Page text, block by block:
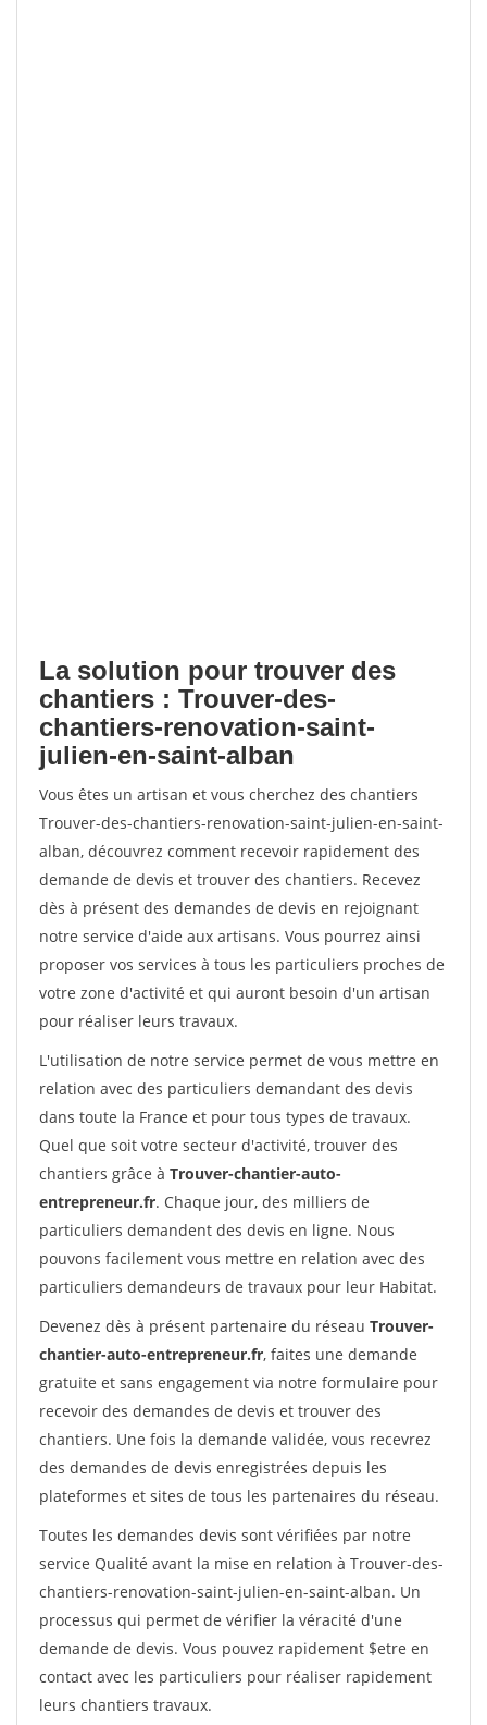
La solution pour trouver des
chantiers : Trouver-des-
chantiers-renovation-saint-
julien-en-saint-alban
Vous êtes un artisan et vous cherchez des chantiers
Trouver-des-chantiers-renovation-saint-julien-en-saint-
alban, découvrez comment recevoir rapidement des
demande de devis et trouver des chantiers. Recevez
dès à présent des demandes de devis en rejoignant
notre service d'aide aux artisans. Vous pourrez ainsi
proposer vos services à tous les particuliers proches de
votre zone d'activité et qui auront besoin d'un artisan
pour réaliser leurs travaux.
L'utilisation de notre service permet de vous mettre en
relation avec des particuliers demandant des devis
dans toute la France et pour tous types de travaux.
Quel que soit votre secteur d'activité, trouver des
chantiers grâce à Trouver-chantier-auto-
entrepreneur.fr. Chaque jour, des milliers de
particuliers demandent des devis en ligne. Nous
pouvons facilement vous mettre en relation avec des
particuliers demandeurs de travaux pour leur Habitat.
Devenez dès à présent partenaire du réseau Trouver-
chantier-auto-entrepreneur.fr, faites une demande
gratuite et sans engagement via notre formulaire pour
recevoir des demandes de devis et trouver des
chantiers. Une fois la demande validée, vous recevrez
des demandes de devis enregistrées depuis les
plateformes et sites de tous les partenaires du réseau.
Toutes les demandes devis sont vérifiées par notre
service Qualité avant la mise en relation à Trouver-des-
chantiers-renovation-saint-julien-en-saint-alban. Un
processus qui permet de vérifier la véracité d'une
demande de devis. Vous pouvez rapidement $etre en
contact avec les particuliers pour réaliser rapidement
leurs chantiers travaux.